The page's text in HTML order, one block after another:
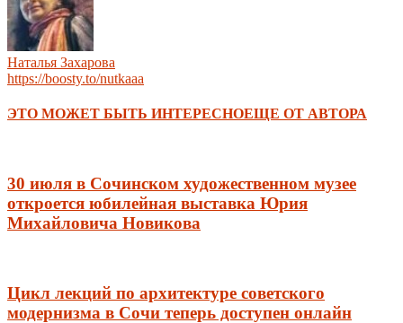
Наталья Захарова
https://boosty.to/nutkaaa
ЭТО МОЖЕТ БЫТЬ ИНТЕРЕСНОЕЩЕ ОТ АВТОРА
30 июля в Сочинском художественном музее
откроется юбилейная выставка Юрия
Михайловича Новикова
Цикл лекций по архитектуре советского
модернизма в Сочи теперь доступен онлайн